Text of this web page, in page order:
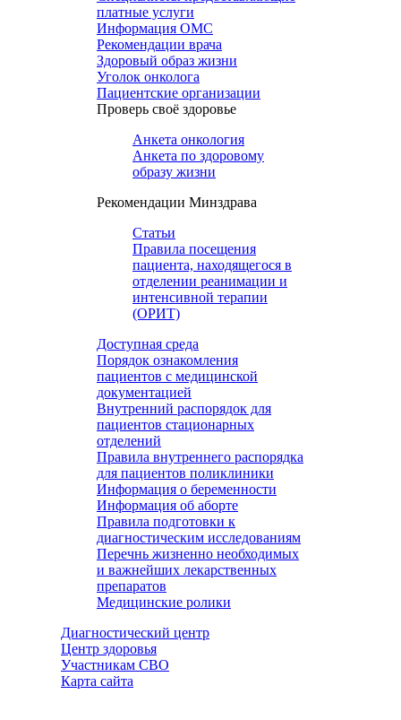
платные услуги
Информация ОМС
Рекомендации врача
Здоровый образ жизни
Уголок онколога
Пациентские организации
Проверь своё здоровье
Анкета онкология
Анкета по здоровому
образу жизни
Рекомендации Минздрава
Статьи
Правила посещения
пациента, находящегося в
отделении реанимации и
интенсивной терапии
(ОРИТ)
Доступная среда
Порядок ознакомления
пациентов с медицинской
документацией
Внутренний распорядок для
пациентов стационарных
отделений
Правила внутреннего распорядка
для пациентов поликлиники
Информация о беременности
Информация об аборте
Правила подготовки к
диагностическим исследованиям
Перечнь жизненно необходимых
и важнейших лекарственных
препаратов
Медицинские ролики
Диагностический центр
Центр здоровья
Участникам СВО
Карта сайта